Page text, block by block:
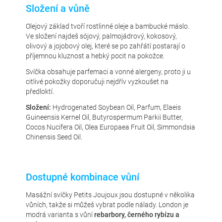
Složení a vůně
Olejový základ tvoří rostlinné oleje a bambucké máslo.
Ve složení najdeš sójový, palmojádrový, kokosový,
olivový a jojobový olej, které se po zahřátí postarají o
příjemnou kluznost a hebký pocit na pokožce.
Svíčka obsahuje parfemaci a vonné alergeny, proto ji u
citlivé pokožky doporučuji nejdřív vyzkoušet na
předloktí.
Složení: Hydrogenated Soybean Oil, Parfum, Elaeis
Guineensis Kernel Oil, Butyrospermum Parkii Butter,
Cocos Nucifera Oil, Olea Europaea Fruit Oil, Simmondsia
Chinensis Seed Oil.
Dostupné kombinace vůní
Masážní svíčky Petits Joujoux jsou dostupné v několika
vůních, takže si můžeš vybrat podle nálady. London je
modrá varianta s vůnírebarbory, černého rybízu a